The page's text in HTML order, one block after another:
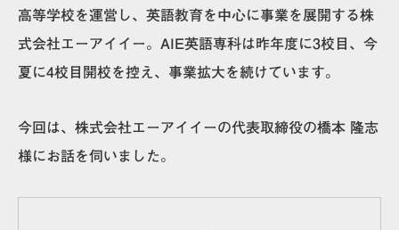
高等学校を運営し、英語教育を中心に事業を展開する株
式会社エーアイイー。AIE英語専科は昨年度に3校目、今
夏に4校目開校を控え、事業拡大を続けています。
今回は、株式会社エーアイイーの代表取締役の橋本 隆志
様にお話を伺いました。